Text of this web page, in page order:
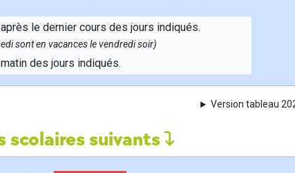
le dernier cours des jours indiqués.
sont en vacances le vendredi soir)
des jours indiqués.
Version tableau
scolaires suivants